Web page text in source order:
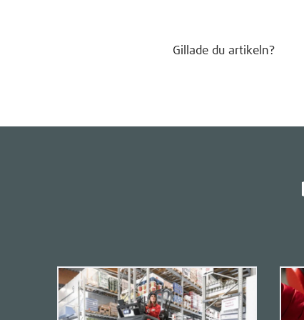
Gillade du artikeln?